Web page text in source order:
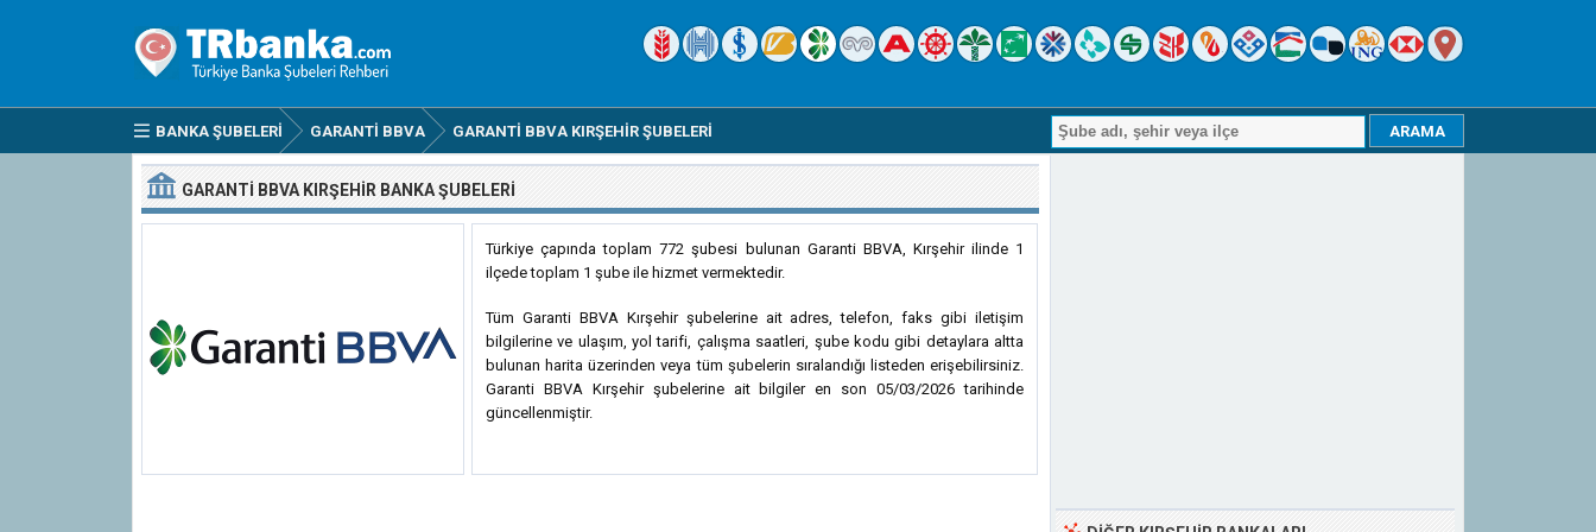
BANKA ŞUBELERI GARANTI BBVA GARANTI BBVA KIRŞEHIR ŞUBELERI
GARANTI BBVA KIRŞEHIR BANKA ŞUBELERI
Türkiye çapında toplam 772 şubesi bulunan Garanti BBVA, Kırşehir ilinde 1
ilçede toplam 1 şube ile hizmet vermektedir.
Tüm Garanti BBVA Kırşehir şubelerine ait adres, telefon, faks gibi iletişim
bilgilerine ve ulaşım, yol tarifi, çalışma saatleri, şube kodu gibi detaylara altta
bulunan harita üzerinden veya tüm şubelerin sıralandığı listeden erişebilirsiniz.
Garanti BBVA Kırşehir şubelerine ait bilgiler en son 05/03/2026 tarihinde
güncellenmiştir.